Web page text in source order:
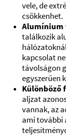
vele, de
csökkenhet.
Alumínium
találkozik
kapcsolat
távolságon
egyszerűen
Különböző
aljzat
vannak, az
ami további